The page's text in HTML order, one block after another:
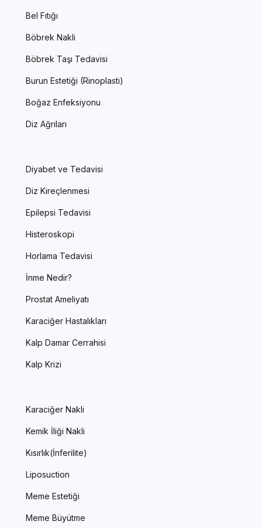
Bel Fıtığı
Böbrek Nakli
Böbrek Taşı Tedavisi
Burun Estetiği (Rinoplasti)
Boğaz Enfeksiyonu
Diz Ağrıları
Diyabet ve Tedavisi
Diz Kireçlenmesi
Epilepsi Tedavisi
Histeroskopi
Horlama Tedavisi
İnme Nedir?
Prostat Ameliyatı
Karaciğer Hastalıkları
Kalp Damar Cerrahisi
Kalp Krizi
Karaciğer Nakli
Kemik İliği Nakli
Kısırlık(İnferilite)
Liposuction
Meme Estetiği
Meme Büyütme